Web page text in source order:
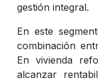
gestión integral.
En este
combinación
En vivienda
alcanzar